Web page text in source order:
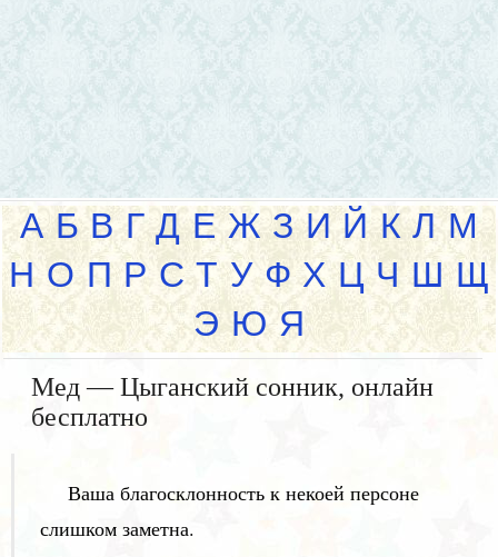
А Б В Г Д Е Ж З И Й К Л М
Н О П Р С Т У Ф Х Ц Ч Ш Щ
Э Ю Я
Мед — Цыганский сонник, онлайн
бесплатно
Ваша благосклонность к некоей персоне
слишком заметна.